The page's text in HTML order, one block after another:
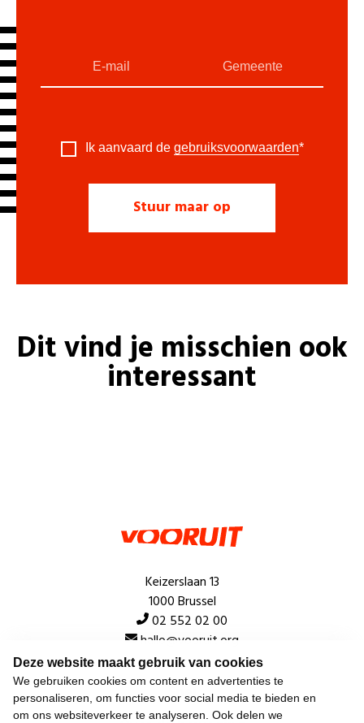
Deze website maakt gebruik van cookies
We gebruiken cookies om content en advertenties te
personaliseren, om functies voor social media te bieden en
om ons websiteverkeer te analyseren. Ook delen we
Ik aanvaard de gebruiksvoorwaarden*
Dit vind je misschien ook
interessant
Keizerslaan 13
1000 Brussel
02 552 02 00
hallo@vooruit.org
Snel